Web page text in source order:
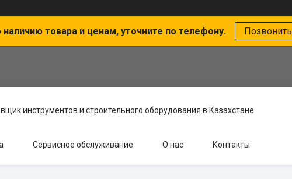
наличию товара и ценам, уточните по телефону. Позвонить
инструментов и строительного оборудования в Казахстане
Сервисное обслуживание О нас Контакты